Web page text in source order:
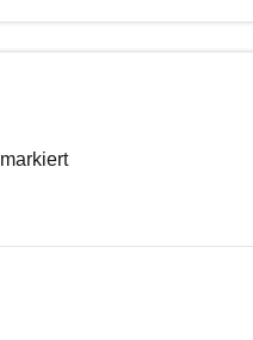
markiert